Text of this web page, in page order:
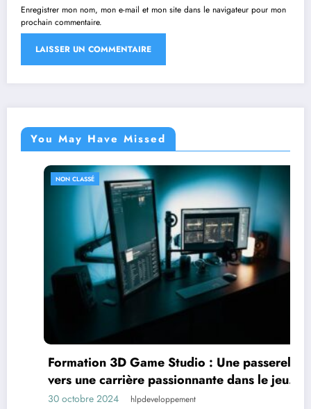
Enregistrer mon nom, mon e-mail et mon site dans le navigateur pour mon
prochain commentaire.
You May Have Missed
NON CLASSÉ
Formation 3D Game Studio : Une passerelle
vers une carrière passionnante dans le jeu
vidéo
30 octobre 2024 hlpdeveloppement